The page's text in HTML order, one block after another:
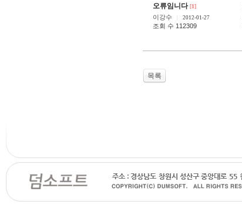
오류임니다 [1]
이강수 2012-01-27
조회 수 112309
목록